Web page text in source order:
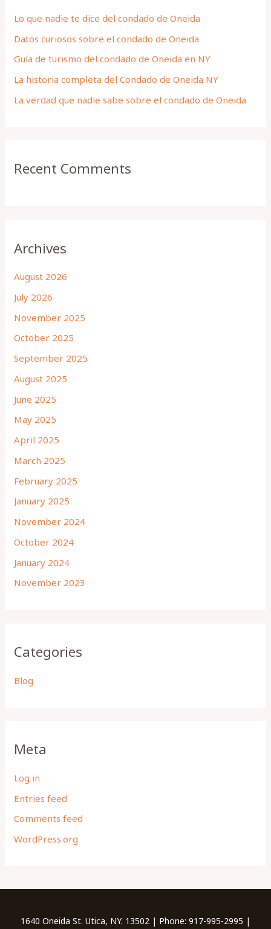
f
o
r
:
Lo que nadie te dice del condado de Oneida
Datos curiosos sobre el condado de Oneida
Guía de turismo del condado de Oneida en NY
La historia completa del Condado de Oneida NY
La verdad que nadie sabe sobre el condado de Oneida
Recent Comments
Archives
August 2026
July 2026
November 2025
October 2025
September 2025
August 2025
June 2025
May 2025
April 2025
March 2025
February 2025
January 2025
November 2024
October 2024
January 2024
November 2023
Categories
Blog
Meta
Log in
Entries feed
Comments feed
WordPress.org
1640 Oneida St. Utica, NY. 13502 | Phone: 917-995-2995 |